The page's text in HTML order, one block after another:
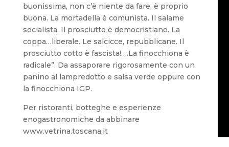
buonissima, non c’è niente da fare, è proprio
buona. La mortadella è comunista. Il salame
socialista. Il prosciutto è democristiano. La
coppa…liberale. Le salcicce, repubblicane. Il
prosciutto cotto è fascista!….La finocchiona è
radicale”. Da assaporare rigorosamente con un
panino al lampredotto e salsa verde oppure con
la finocchiona IGP.
Per ristoranti, botteghe e esperienze
enogastronomiche da abbinare
www.vetrina.toscana.it